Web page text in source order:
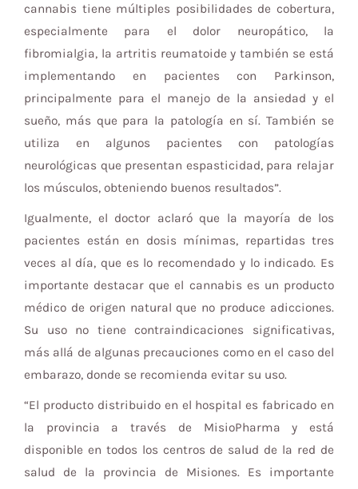
cannabis tiene múltiples posibilidades de cobertura,
especialmente para el dolor neuropático, la
fibromialgia, la artritis reumatoide y también se está
implementando en pacientes con Parkinson,
principalmente para el manejo de la ansiedad y el
sueño, más que para la patología en sí. También se
utiliza en algunos pacientes con patologías
neurológicas que presentan espasticidad, para relajar
los músculos, obteniendo buenos resultados”.
Igualmente, el doctor aclaró que la mayoría de los
pacientes están en dosis mínimas, repartidas tres
veces al día, que es lo recomendado y lo indicado. Es
importante destacar que el cannabis es un producto
médico de origen natural que no produce adicciones.
Su uso no tiene contraindicaciones significativas,
más allá de algunas precauciones como en el caso del
embarazo, donde se recomienda evitar su uso.
“El producto distribuido en el hospital es fabricado en
la provincia a través de MisioPharma y está
disponible en todos los centros de salud de la red de
salud de la provincia de Misiones. Es importante